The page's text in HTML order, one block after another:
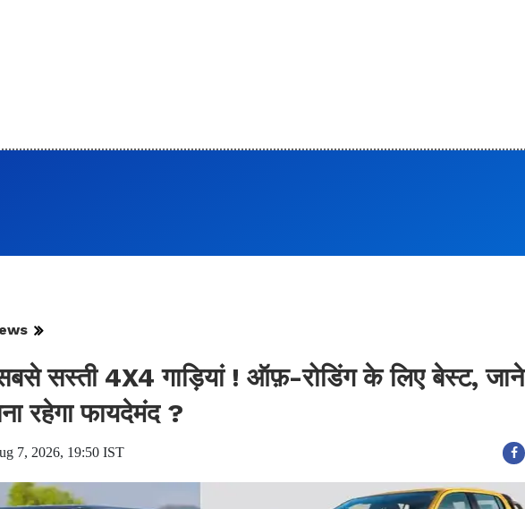
सस्ती 4X4 गाड़ियां ! ऑफ़-रोडिंग के लिए बेस्ट, जाने
रहेगा फायदेमंद ?
7, 2026, 19:50 IST